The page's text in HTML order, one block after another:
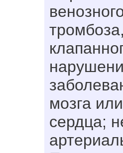
мозга
сердца;